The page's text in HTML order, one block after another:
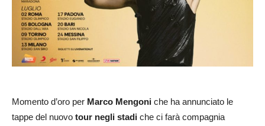
Momento d’oro per Marco Mengoni che ha annunciato le
tappe del nuovo tour negli stadi che ci farà compagnia